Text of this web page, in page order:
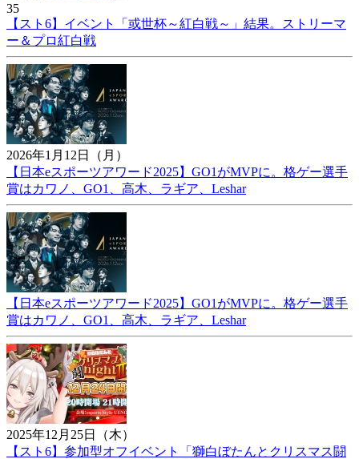
35
【スト6】イベント「或世杯～紅白戦～」結果。ストリーマ
ー＆プロ紅白戦
2026年1月12日（月）
【日本eスポーツアワード2025】GO1がMVPに。格ゲー選手
賞はカワノ、GO1、高木、ラギア、Leshar
【日本eスポーツアワード2025】GO1がMVPに。格ゲー選手
賞はカワノ、GO1、高木、ラギア、Leshar
2025年12月25日（木）
【スト6】参加型オフイベント「獅白ぼたんとクリスマス闘